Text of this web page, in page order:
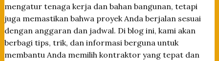
mengatur tenaga kerja dan bahan bangunan, tetapi
juga memastikan bahwa proyek Anda berjalan sesuai
dengan anggaran dan jadwal. Di blog ini, kami akan
berbagi tips, trik, dan informasi berguna untuk
membantu Anda memilih kontraktor yang tepat dan